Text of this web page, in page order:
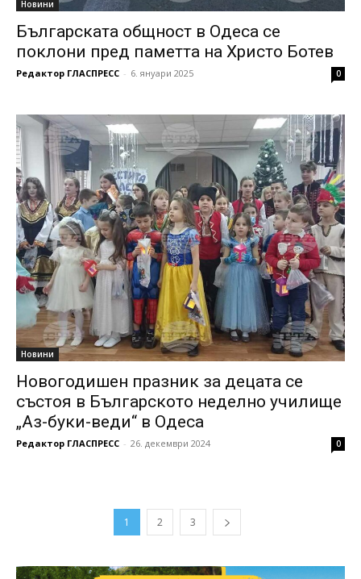
Новини
Българската общност в Одеса се
поклони пред паметта на Христо Ботев
Редактор ГЛАСПРЕСС - 6. януари 2025 0
Новини
Новогодишен празник за децата се
състоя в Българското неделно училище
„Аз-буки-веди“ в Одеса
Редактор ГЛАСПРЕСС - 26. декември 2024 0
1 2 3